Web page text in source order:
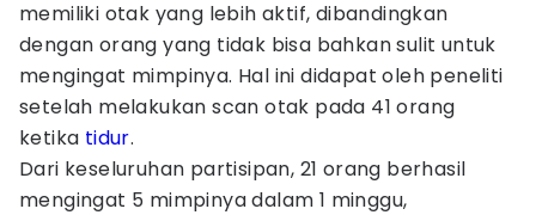
memiliki otak yang lebih aktif, dibandingkan
dengan orang yang tidak bisa bahkan sulit untuk
mengingat mimpinya. Hal ini didapat oleh peneliti
setelah melakukan scan otak pada 41 orang
ketika tidur.
Dari keseluruhan partisipan, 21 orang berhasil
mengingat 5 mimpinya dalam 1 minggu,